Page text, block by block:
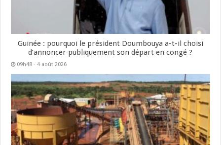
Guinée : pourquoi le président Doumbouya a-t-il choisi
d’annoncer publiquement son départ en congé ?
09h48 - 4 août 2026